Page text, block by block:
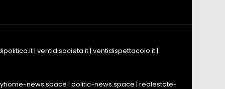
| ventidisocieta.it| ventidispettacolo.it|
news.space | politic-news.space | realestate-